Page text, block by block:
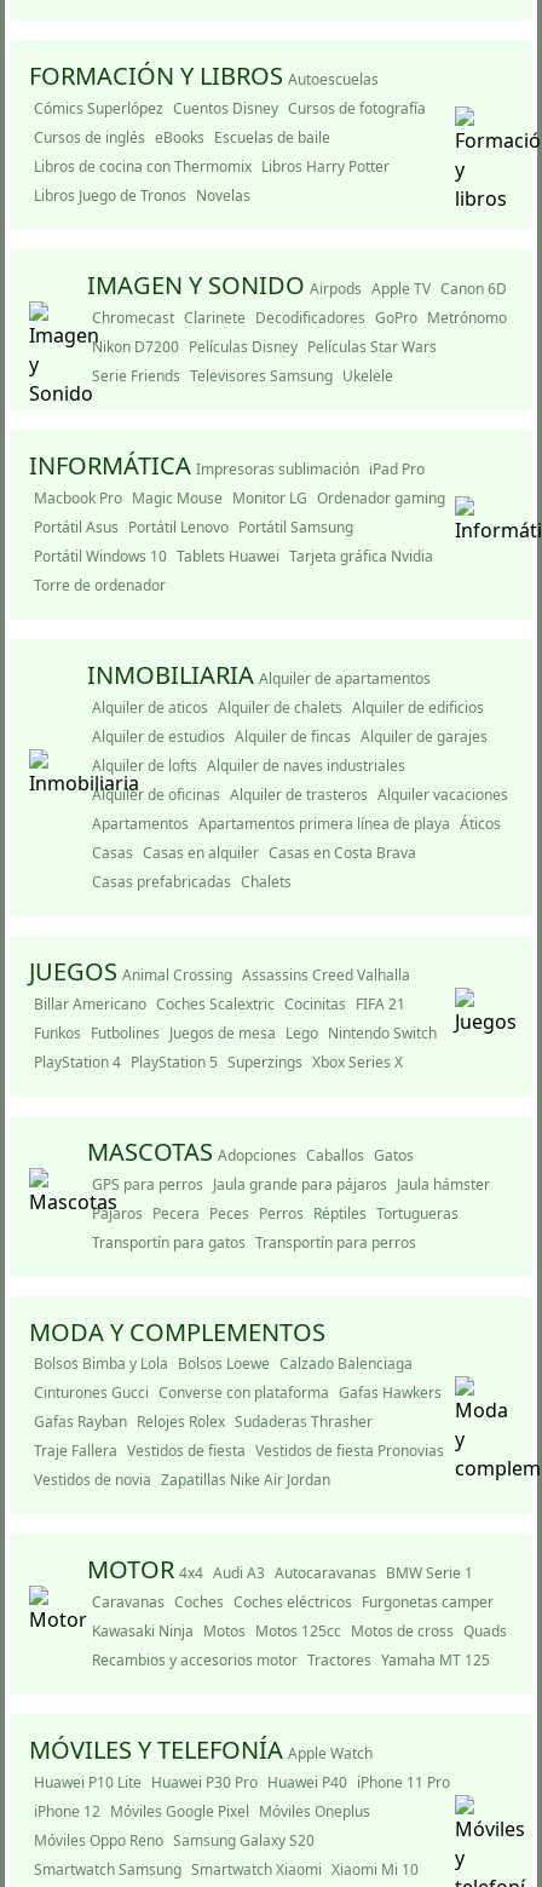
FORMACIÓN Y LIBROS Autoescuelas
Cómics Superlópez Cuentos Disney Cursos de fotografí­a
Cursos de inglés eBooks Escuelas de baile
Libros de cocina con Thermomix Libros Harry Potter
Libros Juego de Tronos Novelas
IMAGEN Y SONIDO Airpods Apple TV Canon 6D
Chromecast Clarinete Decodificadores GoPro Metrónomo
Nikon D7200 Pelí­culas Disney Pelí­culas Star Wars
Serie Friends Televisores Samsung Ukelele
INFORMÁTICA Impresoras sublimación iPad Pro
Macbook Pro Magic Mouse Monitor LG Ordenador gaming
Portátil Asus Portátil Lenovo Portátil Samsung
Portátil Windows 10 Tablets Huawei Tarjeta gráfica Nvidia
Torre de ordenador
INMOBILIARIA Alquiler de apartamentos
Alquiler de aticos Alquiler de chalets Alquiler de edificios
Alquiler de estudios Alquiler de fincas Alquiler de garajes
Alquiler de lofts Alquiler de naves industriales
Alquiler de oficinas Alquiler de trasteros Alquiler vacaciones
Apartamentos Apartamentos primera lí­nea de playa Áticos
Casas Casas en alquiler Casas en Costa Brava
Casas prefabricadas Chalets
JUEGOS Animal Crossing Assassins Creed Valhalla
Billar Americano Coches Scalextric Cocinitas FIFA 21
Funkos Futbolines Juegos de mesa Lego Nintendo Switch
PlayStation 4 PlayStation 5 Superzings Xbox Series X
MASCOTAS Adopciones Caballos Gatos
GPS para perros Jaula grande para pájaros Jaula hámster
Pájaros Pecera Peces Perros Réptiles Tortugueras
Transportí­n para gatos Transportí­n para perros
MODA Y COMPLEMENTOS
Bolsos Bimba y Lola Bolsos Loewe Calzado Balenciaga
Cinturones Gucci Converse con plataforma Gafas Hawkers
Gafas Rayban Relojes Rolex Sudaderas Thrasher
Traje Fallera Vestidos de fiesta Vestidos de fiesta Pronovias
Vestidos de novia Zapatillas Nike Air Jordan
MOTOR 4x4 Audi A3 Autocaravanas BMW Serie 1
Caravanas Coches Coches eléctricos Furgonetas camper
Kawasaki Ninja Motos Motos 125cc Motos de cross Quads
Recambios y accesorios motor Tractores Yamaha MT 125
MÓVILES Y TELEFONÍ­A Apple Watch
Huawei P10 Lite Huawei P30 Pro Huawei P40 iPhone 11 Pro
iPhone 12 Móviles Google Pixel Móviles Oneplus
Móviles Oppo Reno Samsung Galaxy S20
Smartwatch Samsung Smartwatch Xiaomi Xiaomi Mi 10